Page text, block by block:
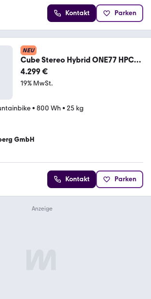
Kontakt Parken
NEU
Cube Stereo Hybrid ONE77 HPC
Race 800 L
4.299 €
19% MwSt.
• 800 Wh • 25 kg
GmbH
Kontakt Parken